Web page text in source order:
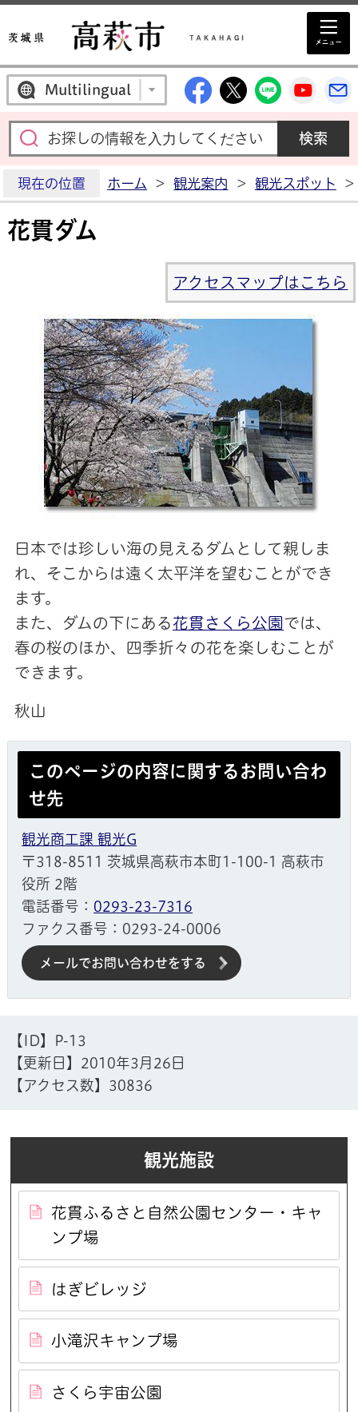
Multilingual 高萩市公式
高萩市公式X
高萩市
高
現在の位置 ホーム > 観光案内 > 観光スポット >
花貫ダム
アクセスマップはこちら
日本では珍しい海の見えるダムとして親しま
れ、そこからは遠く太平洋を望むことができ
ます。
また、ダムの下にある 花貫さくら公園 では、
春の桜のほか、四季折々の花を楽しむことが
できます。
秋山
このページの内容に関するお問い合わ
せ先
観光商工課 観光G
〒318-8511 茨城県高萩市本町1-100-1 高萩市
役所 2階
電話番号： 0293-23-7316
ファクス番号：0293-24-0006
メールでお問い合わせをする
【ID】
P-13
【更新日】 2010年3月26日
【アクセス数】 30836
観光施設
花貫ふるさと自然公園センター・キャ
ンプ場
はぎビレッジ
小滝沢キャンプ場
さくら宇宙公園